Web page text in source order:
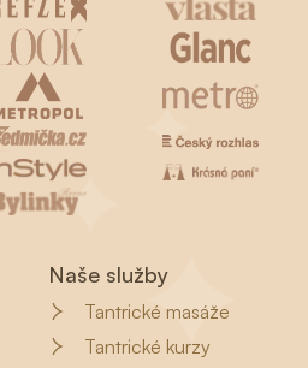
Naše služby
Tantrické masáže
Tantrické kurzy